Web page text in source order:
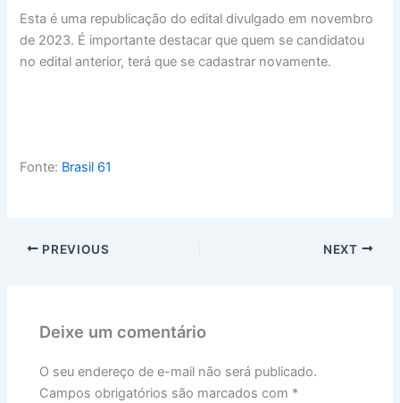
Esta é uma republicação do edital divulgado em novembro
de 2023. É importante destacar que quem se candidatou
no edital anterior, terá que se cadastrar novamente.
Fonte: Brasil 61
PREVIOUS NEXT
Deixe um comentário
O seu endereço de e-mail não será publicado.
Campos obrigatórios são marcados com *